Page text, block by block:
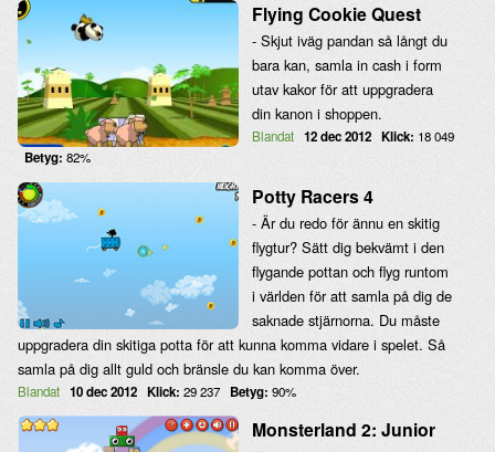
Flying Cookie Quest
- Skjut iväg pandan så långt du
bara kan, samla in cash i form
utav kakor för att uppgradera
din kanon i shoppen.
Blandat 12 dec 2012 Klick: 18 049
Betyg: 82%
Potty Racers 4
- Är du redo för ännu en skitig
flygtur? Sätt dig bekvämt i den
flygande pottan och flyg runtom
i världen för att samla på dig de
saknade stjärnorna. Du måste
uppgradera din skitiga potta för att kunna komma vidare i spelet. Så
samla på dig allt guld och bränsle du kan komma över.
Blandat 10 dec 2012 Klick: 29 237 Betyg: 90%
Monsterland 2: Junior